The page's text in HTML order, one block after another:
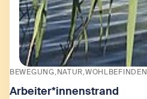
BEWEGUNG NATUR WOHLBEFINDEN
Arbeiter*innenstrand